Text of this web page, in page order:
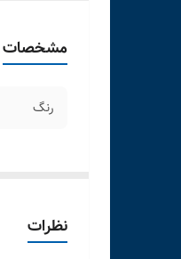
مشخصات
رنگ
نظرات